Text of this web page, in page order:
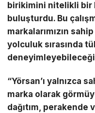
birikimini nitelikli bir
buluşturdu. Bu
markalarımızın
yolculuk sırasında
“Yörsan’ı yalnızca
marka olarak
dağıtım, perakende